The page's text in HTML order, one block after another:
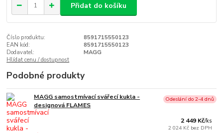
Přidat do košíku
Číslo produktu:
8591715550123
EAN kód:
8591715550123
Dodavatel:
MAGG
Hlídat cenu / dostupnost
Podobné produkty
MAGG samostmívací svářecí kukla -
designová FLAMES
2 449 Kč/ks
2 024 Kč bez DPH
Odeslání do 2-4 dnů